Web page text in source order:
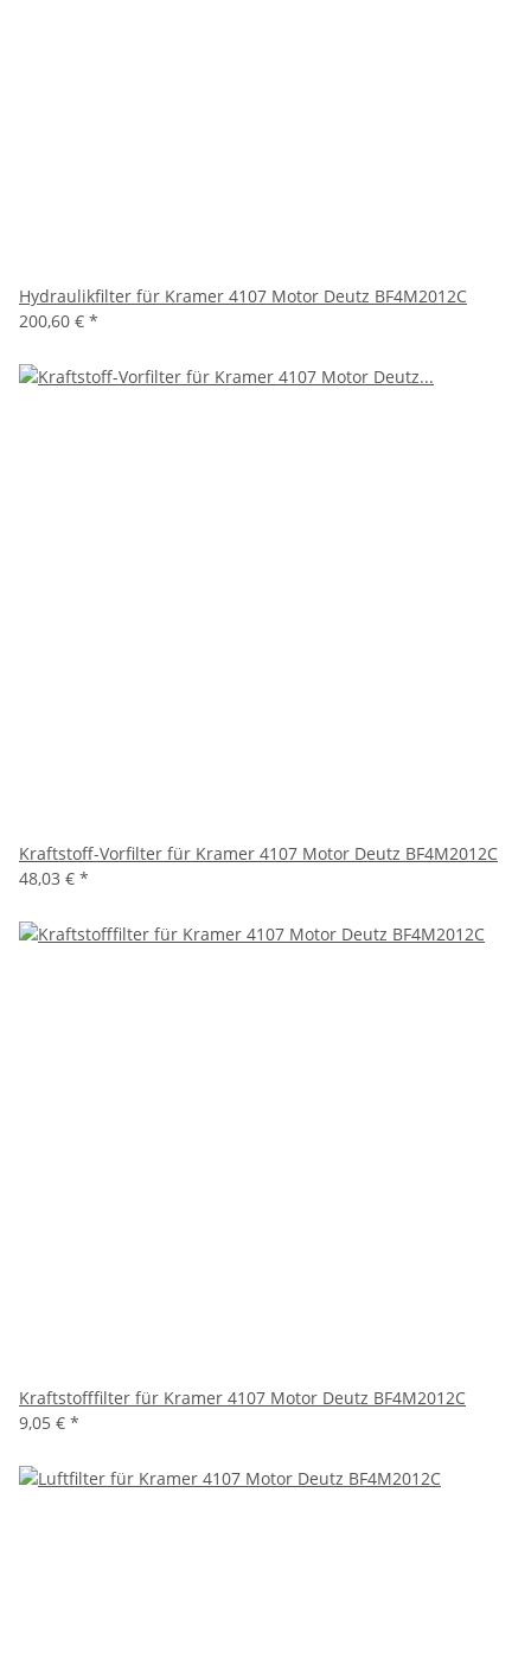
Hydraulikfilter für Kramer 4107 Motor Deutz BF4M2012C
200,60 € *
Kraftstoff-Vorfilter für Kramer 4107 Motor Deutz BF4M2012C
48,03 € *
Kraftstofffilter für Kramer 4107 Motor Deutz BF4M2012C
9,05 € *